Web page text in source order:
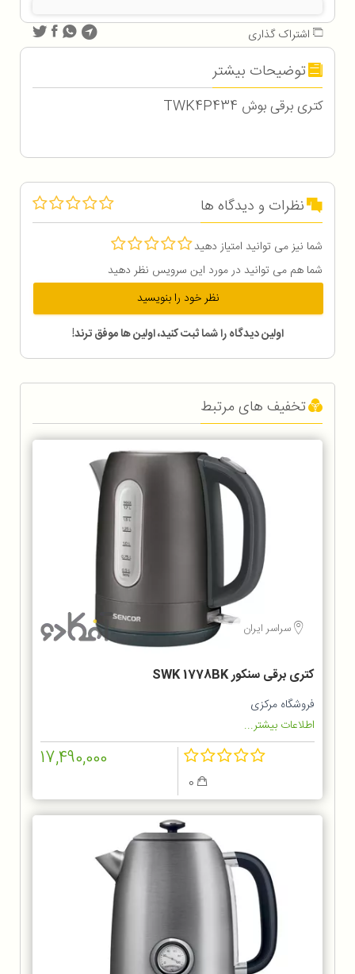
اشتراک گذاری
توضیحات بیشتر
کتری برقی بوش TWK4P434
نظرات و دیدگاه ها
شما نیز می توانید امتیاز دهید
شما هم می توانید در مورد این سرویس نظر دهید
نظر خود را بنویسید
اولین دیدگاه را شما ثبت کنید، اولین ها موفق ترند!
تخفیف های مرتبط
سراسر ایران
کتری برقی سنکور SWK 1778BK
فروشگاه مرکزی
اطلاعات بیشتر...
17,490,000